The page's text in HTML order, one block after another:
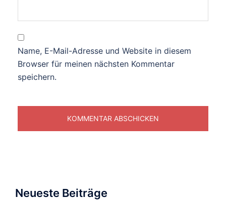
Name, E-Mail-Adresse und Website in diesem
Browser für meinen nächsten Kommentar
speichern.
Neueste Beiträge